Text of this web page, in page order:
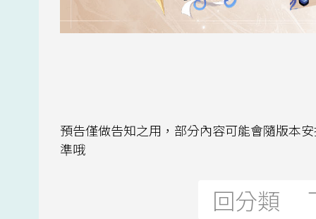
預告僅做告知之用，部分內容可能會隨版本
準哦​​​​
回分類